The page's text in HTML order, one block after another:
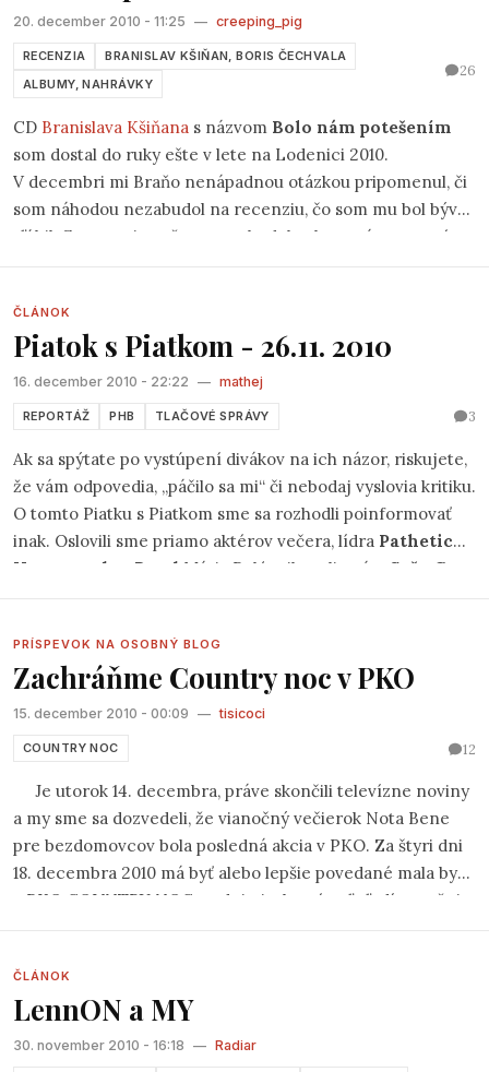
som dostal do ruky ešte v lete na Lodenici 2010.
V decembri mi Braňo nenápadnou otázkou pripomenul, či
som náhodou nezabudol na recenziu, čo som mu bol býval
hriechy.
ČLÁNOK
Piatok s Piatkom - 26.11. 2010
Ak sa spýtate po vystúpení divákov na ich názor, riskujete,
že vám odpovedia, „páčilo sa mi“ či nebodaj vyslovia kritiku.
O tomto Piatku s Piatkom sme sa rozhodli poinformovať
inak. Oslovili sme priamo aktérov večera, lídra
Oni by mohli byť nekritickí alebo skromní.
PRÍSPEVOK NA OSOBNÝ BLOG
Zachráňme Country noc v PKO
Je utorok 14. decembra, práve skončili televízne noviny
a my sme sa dozvedeli, že vianočný večierok Nota Bene
pre bezdomovcov bola posledná akcia v PKO. Za štyri dni
18. decembra 2010 má byť alebo lepšie povedané mala byť
za najlepšiu country akciu takéhoto druhu nielen v
Bratislave, ale sná
ď aj na celom Slovensku.
ČLÁNOK
LennON a MY
PATHETIC HYPERMARKET BAND
MARTIN GEIŠBERG
JEDNOFÁZOVÉ KVASENIE